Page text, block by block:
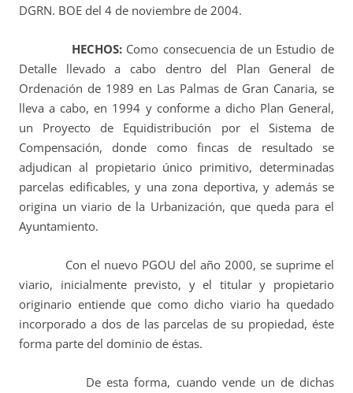
DGRN. BOE del 4 de noviembre de 2004.
HECHOS:Como consecuencia de un Estudio de
Detalle llevado a cabo dentro del Plan General de
Ordenación de 1989 en Las Palmas de Gran Canaria, se
lleva a cabo, en 1994 y conforme a dicho Plan General,
un Proyecto de Equidistribución por el Sistema de
Compensación, donde como fincas de resultado se
adjudican al propietario único primitivo, determinadas
parcelas edificables, y una zona deportiva, y además se
origina un viario de la Urbanización, que queda para el
Ayuntamiento.
Con el nuevo PGOU del año 2000, se suprime el
viario, inicialmente previsto, y el titular y propietario
originario entiende que como dicho viario ha quedado
incorporado a dos de las parcelas de su propiedad, éste
forma parte del dominio de éstas.
De esta forma, cuando vende un de dichas